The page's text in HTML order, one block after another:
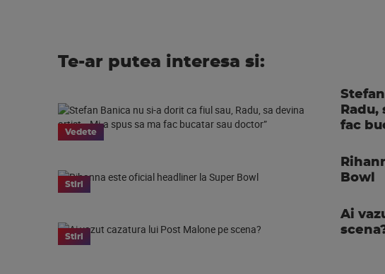
Te-ar putea interesa si:
Vedete
fac
Stiri
Bowl
Stiri
Ai